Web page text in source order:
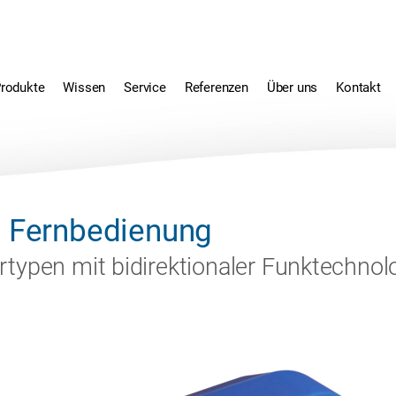
Wissen Service Referenzen Über uns Kontakt
Fernbedienung
mit bidirektionaler